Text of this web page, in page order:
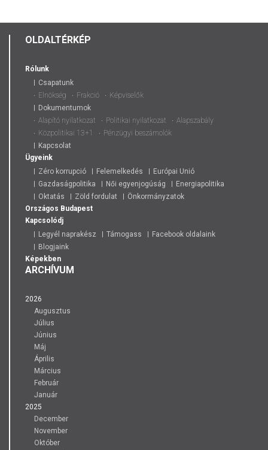
OLDALTÉRKÉP
Rólunk
Csapatunk
Elnökség
Frakció
Képviselők
Dokumentumok
Alapító nyilatkozat
Politikai nyilatkozat
Alapszabály
Közpolitikai 13+1
Pénzügyi beszámolók
Kapcsolat
Ügyeink
Zéro korrupció
Felemelkedés
Európai Unió
Gazdaságpolitika
Női egyenjogúság
Energiapolitika
Oktatás
Zöld fordulat
Önkormányzatok
Országos Budapest
Kapcsolódj
Legyél naprakész
Támogass
Facebook oldalaink
Blogjaink
Képekben
ARCHÍVUM
2026
Augusztus
Július
Június
Máj
Április
Március
Február
Január
2025
December
November
Október